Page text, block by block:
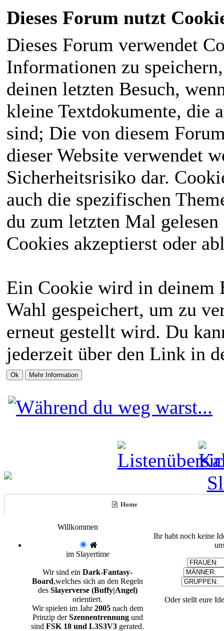
Dieses Forum nutzt
Dieses Forum verwendet
Informationen zu
deinen letzten Besuch,
kleine Textdokumente, die
sind; Die von diesem
dieser Website verwendet
Sicherheitsrisiko dar.
auch die spezifischen
du zum letzten Mal
Cookies akzeptierst oder
Ein Cookie wird in deinem
Wahl gespeichert, um zu
erneut gestellt wird. Du
jederzeit über den Link in
Home
Willkommen
im Slayertime
Wir sind ein Dark-Fantasy-
Board,welches sich an den Regeln
des Slayerverse (Buffy|Angel)
orientiert.
Wir spielen im Jahr2005 nach dem
Prinzip derSzennentrennungund
sind FSK 18 und L3S3V3 gerated.
Ihr habt noch keine
Oder stellt eure